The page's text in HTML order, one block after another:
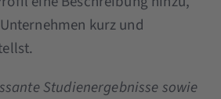
kurz und
Studienergebnisse sowie